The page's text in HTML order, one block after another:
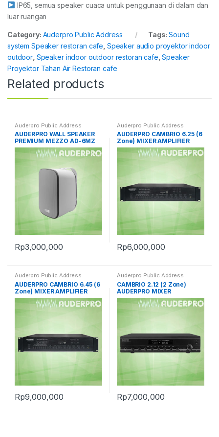
IP65, semua speaker cuaca untuk penggunaan di dalam dan
luar ruangan
Category: Auderpro Public Address Tags:Sound
system Speaker restoran cafe Speaker audio proyektor indoor
outdoor Speaker indoor outdoor restoran cafe ,Speaker
Proyektor Tahan Air Restoran cafe
Related products
Auderpro Public Address
AUDERPRO WALL SPEAKER
PREMIUM MEZZO AD-6MZ
Rp3,000,000
Auderpro Public Address
AUDERPRO CAMBRIO 6.25 (6
Zone) MIXER AMPLIFIER
Rp6,000,000
Auderpro Public Address
AUDERPRO CAMBRIO 6.45 (6
Zone) MIXER AMPLIFIER
Rp9,000,000
Auderpro Public Address
CAMBRIO 2.12 (2 Zone)
AUDERPRO MIXER
AMPLIFIER
Rp7,000,000